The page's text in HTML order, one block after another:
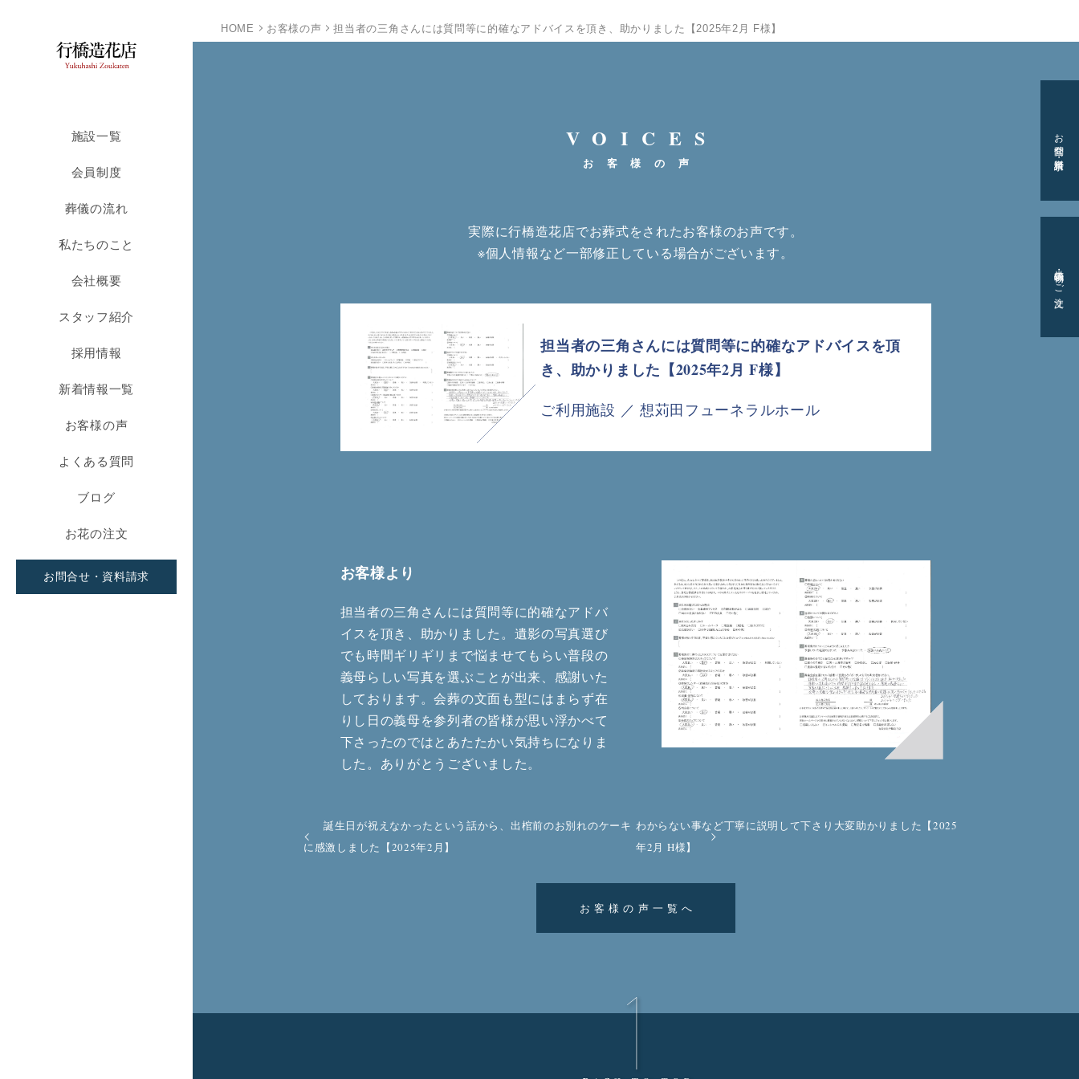
施設一覧
会員制度
葬儀の流れ
私たちのこと
会社概要
スタッフ紹介
採用情報
新着情報一覧
お客様の声
よくある質問
ブログ
お花の注文
お問合せ・資料請求
お問合せ・資料請求
供花・供物のご注文
HOME お客様の声 担当者の三角さんには質問等に的確なアドバイスを頂き、助かりました【2025年2月 F様】
VOICES
お客様の声
実際に行橋造花店でお葬式をされたお客様のお声です。
※個人情報など一部修正している場合がございます。
担当者の三角さんには質問等に的確なアドバイスを頂
き、助かりました【2025年2月 F様】
ご利用施設 ／ 想苅田フューネラルホール
お客様より
担当者の三角さんには質問等に的確なアドバ
イスを頂き、助かりました。遺影の写真選び
でも時間ギリギリまで悩ませてもらい普段の
義母らしい写真を選ぶことが出来、感謝いた
しております。会葬の文面も型にはまらず在
りし日の義母を参列者の皆様が思い浮かべて
下さったのではとあたたかい気持ちになりま
した。ありがとうございました。
誕生日が祝えなかったという話から、出棺前のお別れのケーキ
に感激しました【2025年2月】
わからない事など丁寧に説明して下さり大変助かりました【2025
年2月 H様】
お客様の声一覧へ